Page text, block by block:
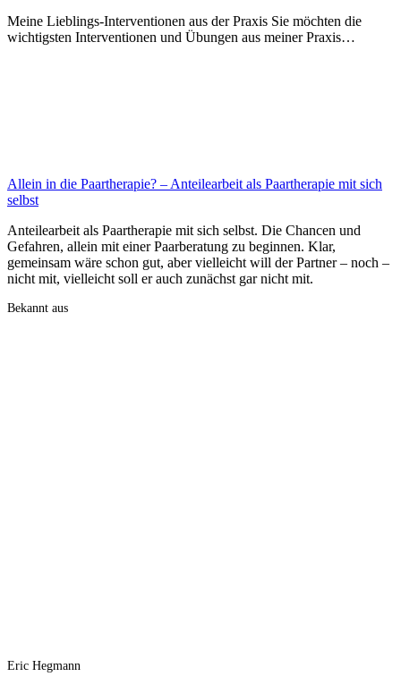
Meine Lieblings-Interventionen aus der Praxis Sie möchten die
wichtigsten Interventionen und Übungen aus meiner Praxis…
Allein in die Paartherapie? – Anteilearbeit als Paartherapie mit sich
selbst
Anteilearbeit als Paartherapie mit sich selbst. Die Chancen und
Gefahren, allein mit einer Paarberatung zu beginnen. Klar,
gemeinsam wäre schon gut, aber vielleicht will der Partner – noch –
nicht mit, vielleicht soll er auch zunächst gar nicht mit.
Bekannt aus
Eric Hegmann